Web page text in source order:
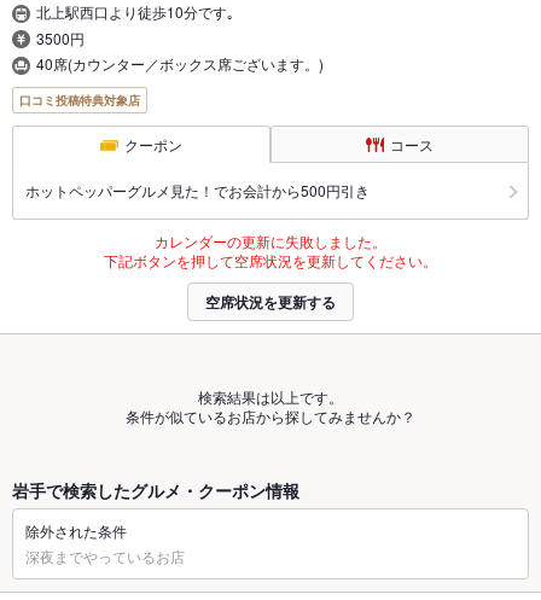
北上駅西口より徒歩10分です｡
3500円
40席(カウンター／ボックス席ございます。)
口コミ投稿特典対象店
クーポン コース
ホットペッパーグルメ見た！でお会計から500円引き
カレンダーの更新に失敗しました。
下記ボタンを押して空席状況を更新してください。
空席状況を更新する
検索結果は以上です。
条件が似ているお店から探してみませんか？
岩手で検索したグルメ・クーポン情報
除外された条件
深夜までやっているお店